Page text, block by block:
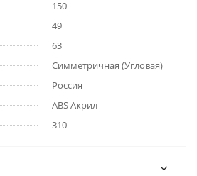
150
49
63
Симметричная (Угловая)
Россия
ABS Акрил
310